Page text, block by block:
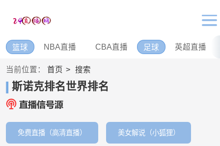
篮球 NBA直播 CBA直播 足球 英超直播
当前位置： 首页 搜索
斯诺克排名世界排名
免费直播（高清直播） 美女解说（小狐狸）